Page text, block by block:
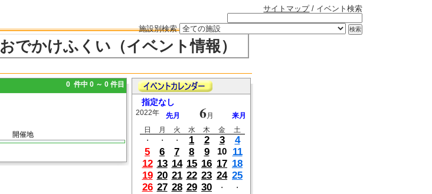
サイトマップ/ イベント検索
施設別検索
おでかけふくい（イベント情報）
0 件中 0 ～ 0 件目
開催地
指定なし
2022年 先月 6月
来月
日
月 火 水 木 金
土
・
・ ・ 1 2 3
4
5
6 7 8 9 10
11
12 13 14 15 16 17 18
19 20 21 22 23 24 25
26 27 28 29 30 ・ ・